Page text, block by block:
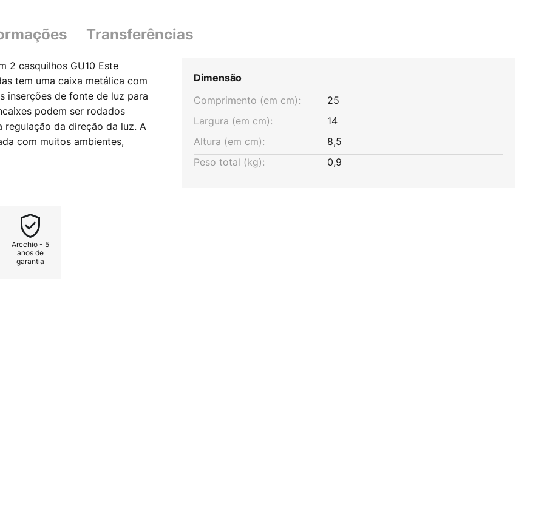
Transferências
2 casquilhos GU10 Este
tem uma caixa metálica com
inserções de fonte de luz para
podem ser rodados
da direção da luz. A
com muitos ambientes,
teto tem um toque técnico
Arcchio - 5
anos de
garantia
Dimensão
Comprimento (em cm):
25
Largura (em cm):
14
Altura (em cm):
8,5
Peso total (kg):
0,9